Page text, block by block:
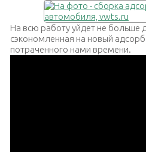
На всю работу уйдет не больше
сэкономленная на новый
потраченного нами времени.